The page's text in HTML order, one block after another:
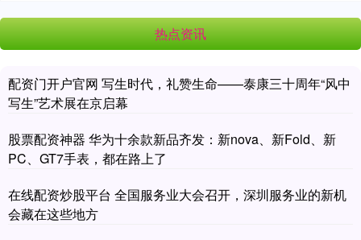
热点资讯
配资门开户官网 写生时代，礼赞生命——泰康三十周年“风中
写生”艺术展在京启幕
股票配资神器 华为十余款新品齐发：新nova、新Fold、新
PC、GT7手表，都在路上了
在线配资炒股平台 全国服务业大会召开，深圳服务业的新机
会藏在这些地方